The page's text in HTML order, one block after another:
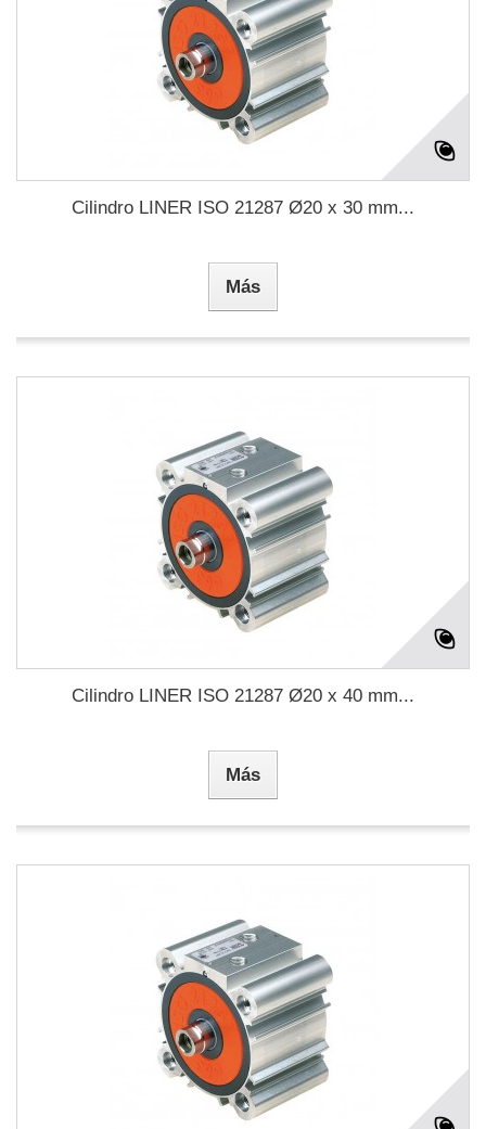
Cilindro LINER ISO 21287 Ø20 x 30 mm...
Más
Cilindro LINER ISO 21287 Ø20 x 40 mm...
Más